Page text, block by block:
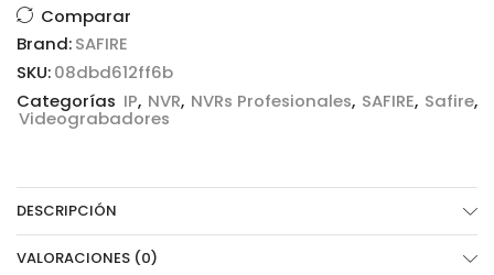
Comparar
Brand:SAFIRE
SKU:08dbd612ff6b
Categorías IP, NVR, NVRs Profesionales, SAFIRE, Safire,
Videograbadores
DESCRIPCIÓN
VALORACIONES (0)